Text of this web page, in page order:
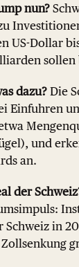
nun?
US-Dollar
dazu? Die
Einfuhren
und
an.
der
Schweiz in